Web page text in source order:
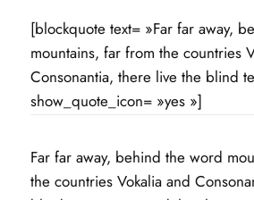
[blockquote text= »Far far away,
mountains, far from the countries
Consonantia, there live the blind
show_quote_icon= »yes »]
Far far away, behind the word
the countries Vokalia and